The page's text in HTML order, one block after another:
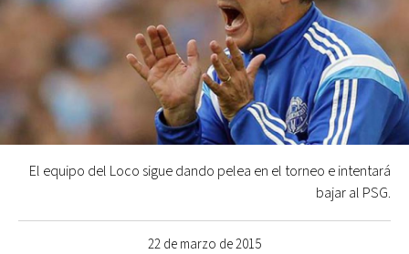
22 de marzo de 2015
El equipo del Loco sigue dando pelea en el torneo e intentará
bajar al PSG.